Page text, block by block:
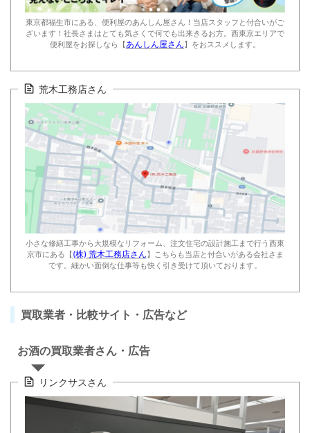
東京都福生市にある、便利屋のあんしん屋さん！当店スタッフと付合いがご
ざいます！社長さまはとても気さくで何でも出来きるお方。西東京エリアで
便利屋をお探しなら【あんしん屋さん 】をおススメします。
荒木工務店さん
小さな修繕工事から大規模なリフォーム、注文住宅の設計施工まで行う西東
京市にある【 (株) 荒木工務店さん 】こちらも当店と付合いがある会社さま
です。細かい面倒な仕事等も快く引き受けて頂いております。
買取業者・比較サイト・広告など
お酒の買取業者さん・広告
リンクサスさん